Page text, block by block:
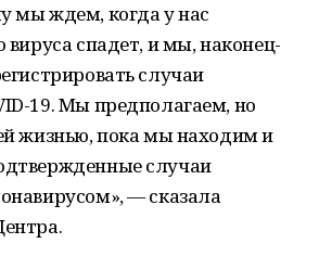
мы ждем, когда у нас
вируса спадет, и мы, наконец-
случаи
19. Мы предполагаем, но
жизнью, пока мы находим и
случаи
— сказала